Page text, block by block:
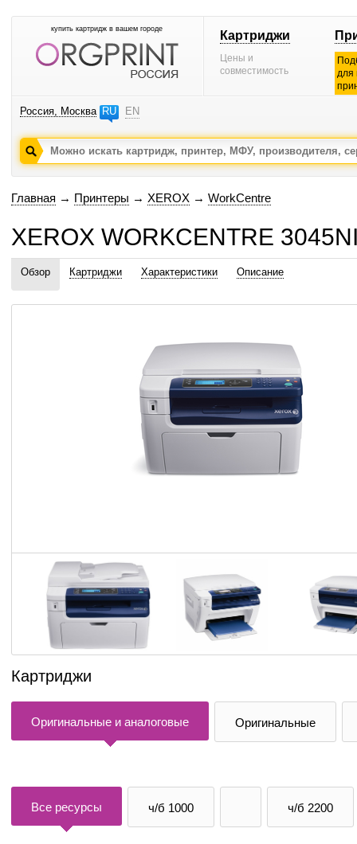
купить картридж в вашем городе Картриджи
Цены и
совместимость
для
Россия, Москва RU EN
Главная → Принтеры → XEROX → WorkCentre
XEROX WORKCENTRE
Обзор Картриджи Характеристики Описание
Картриджи
Оригинальные и аналоговые Оригинальные
Все ресурсы ч/б 1000 ч/б 2200